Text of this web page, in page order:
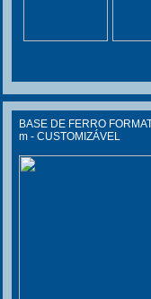
BASE DE FERRO
m - CUSTOMIZÁVEL